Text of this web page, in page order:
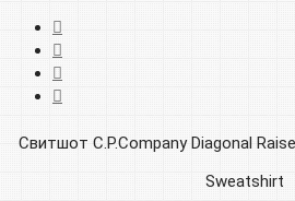
Свитшот C.P.Company Diagonal
Sweatshirt